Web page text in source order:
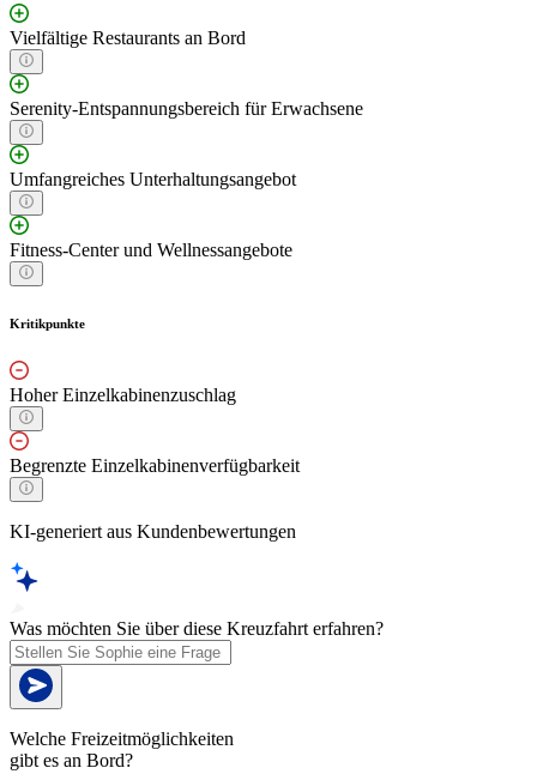
Vielfältige Restaurants an Bord
Serenity-Entspannungsbereich für Erwachsene
Umfangreiches Unterhaltungsangebot
Fitness-Center und Wellnessangebote
Kritikpunkte
Hoher Einzelkabinenzuschlag
Begrenzte Einzelkabinenverfügbarkeit
KI-generiert aus Kundenbewertungen
Was möchten Sie über diese Kreuzfahrt erfahren?
Welche Freizeitmöglichkeiten
gibt es an Bord?